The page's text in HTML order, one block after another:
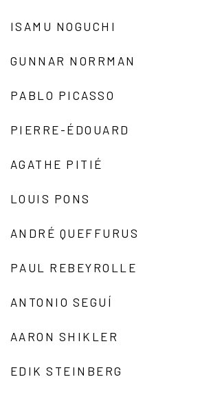
ISAMU NOGUCHI
GUNNAR NORRMAN
PABLO PICASSO
PIERRE-ÉDOUARD
AGATHE PITIÉ
LOUIS PONS
ANDRÉ QUEFFURUS
PAUL REBEYROLLE
ANTONIO SEGUÍ
AARON SHIKLER
EDIK STEINBERG